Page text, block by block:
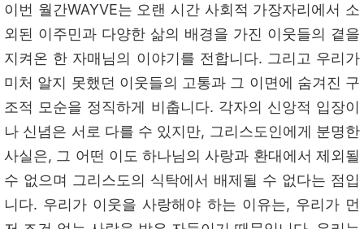
이번 월간WAYVE는 오랜 시간 사회적 가장자리에서 소
외된 이주민과 다양한 삶의 배경을 가진 이웃들의 곁을
지켜온 한 자매님의 이야기를 전합니다. 그리고 우리가
미처 알지 못했던 이웃들의 고통과 그 이면에 숨겨진 구
조적 모순을 정직하게 비춥니다. 각자의 신앙적 입장이
나 신념은 서로 다를 수 있지만, 그리스도인에게 분명한
사실은, 그 어떤 이도 하나님의 사랑과 환대에서 제외될
수 없으며 그리스도의 식탁에서 배제될 수 없다는 점입
니다. 우리가 이웃을 사랑해야 하는 이유는, 우리가 먼